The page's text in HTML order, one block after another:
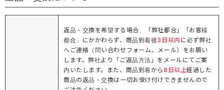
返品・交換を希望する場合、「弊社都合」「お客様
都合」にかかわらず、商品到着後3日以内 に必ず弊社
へご連絡（問い合わせフォーム、メール）をお願い
します。弊社より「ご返品方法」をメールにてご案
内いたします。また、商品到着から 8日以上経過した
商品の返品・交換は一切お受け付けできませんので